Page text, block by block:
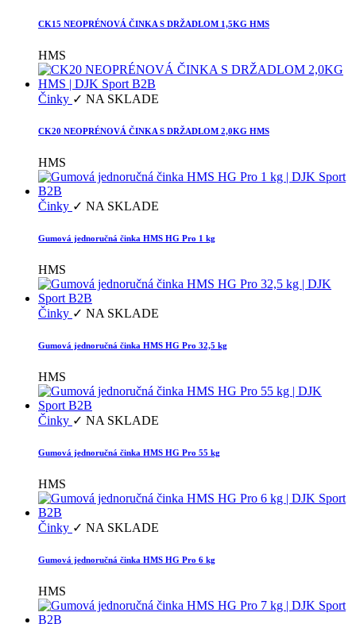
CK15 NEOPRÉNOVÁ ČINKA S DRŽADLOM 1,5KG HMS
HMS
Činky ✓ NA SKLADE
CK20 NEOPRÉNOVÁ ČINKA S DRŽADLOM 2,0KG HMS
HMS
Činky ✓ NA SKLADE
Gumová jednoručná činka HMS HG Pro 1 kg
HMS
Činky ✓ NA SKLADE
Gumová jednoručná činka HMS HG Pro 32,5 kg
HMS
Činky ✓ NA SKLADE
Gumová jednoručná činka HMS HG Pro 55 kg
HMS
Činky ✓ NA SKLADE
Gumová jednoručná činka HMS HG Pro 6 kg
HMS